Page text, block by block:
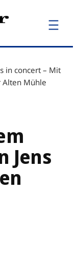
in concert – Mit
Alten Mühle
Jens